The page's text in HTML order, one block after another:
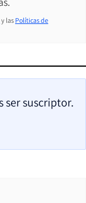
y las Políticas de
ser suscriptor.